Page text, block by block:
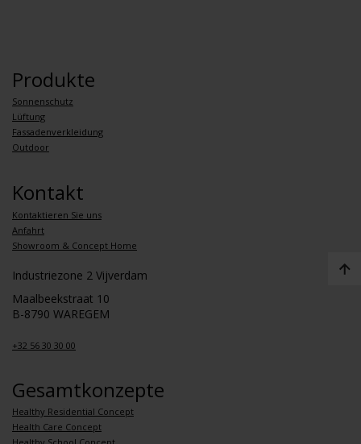
Produkte
Sonnenschutz
Lüftung
Fassadenverkleidung
Outdoor
Kontakt
Kontaktieren Sie uns
Anfahrt
Showroom & Concept Home
Industriezone 2 Vijverdam
Maalbeekstraat 10
B-8790 WAREGEM
+32 56 30 30 00
Gesamtkonzepte
Healthy Residential Concept
Health Care Concept